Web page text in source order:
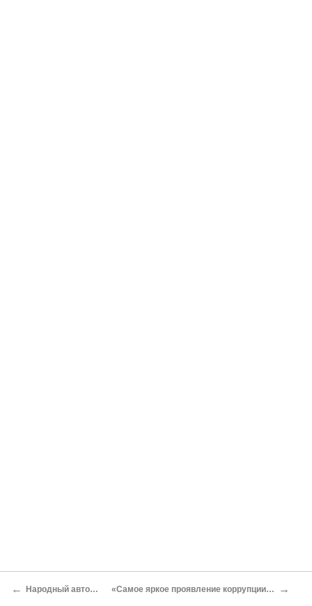
← Народный автомобиль «Самое яркое проявление коррупции в России» →